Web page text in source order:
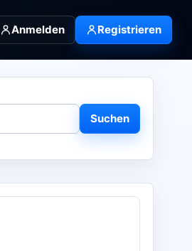
Anmelden Registrieren
Suchen